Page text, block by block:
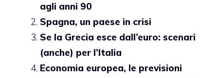
agli anni 90
Spagna, un paese in crisi
Se la Grecia esce dall’euro: scenari
(anche) per l’Italia
Economia europea, le previsioni